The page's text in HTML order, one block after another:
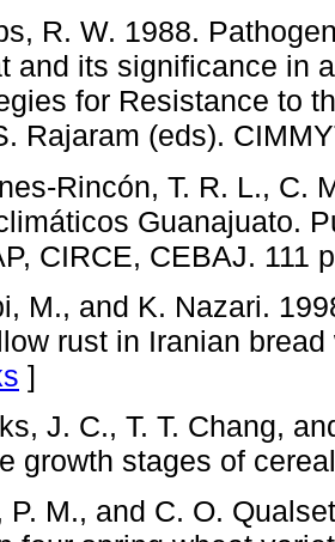
R. W. 1988.
and its significance in
for Resistance to
Rajaram (eds).
Rincón, T. R. L., C.
Guanajuato.
CIRCE, CEBAJ. 111
M., and K. Nazari.
rust in Iranian
]
J. C., T. T. Chang,
growth stages of
P. M., and C. O.